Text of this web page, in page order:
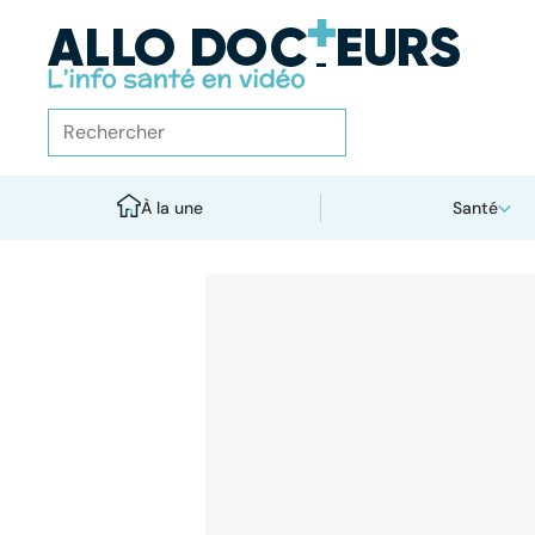
À la une Santé